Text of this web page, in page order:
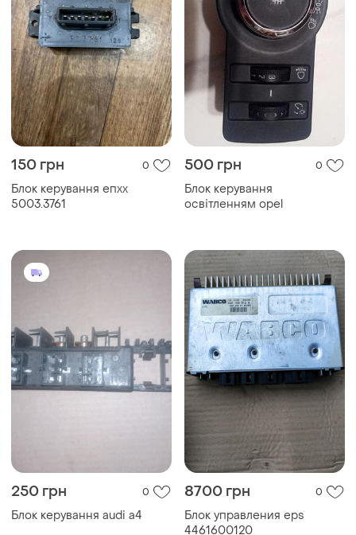
150 грн 0
Блок керування епхх
5003.3761
500 грн 0
Блок керування
освітленням opel
250 грн 0
Блок керування audi a4
8700 грн 0
Блок управления eps
4461600120